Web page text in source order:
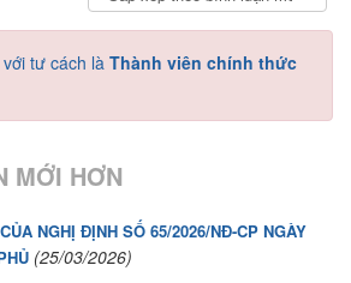
tư cách là Thành viên chính thức
MỚI HƠN
NGHỊ ĐỊNH SỐ 65/2026/NĐ-CP NGÀY
(25/03/2026)